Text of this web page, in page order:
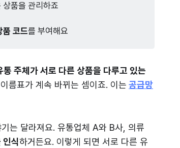
상품을 관리하죠
품 코드를 부여해요
통 주체가 서로 다른 상품을 다루고 있는
름표가 계속 바뀌는 셈이죠. 이는 공급망
는 달라져요. 유통업체 A와 B사, 의류
인식하거든요. 이렇게 되면 서로 다른 유